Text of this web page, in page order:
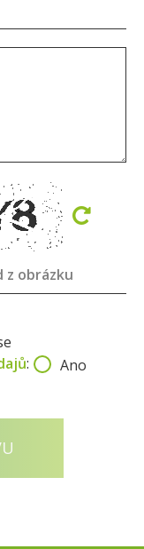
: Ano